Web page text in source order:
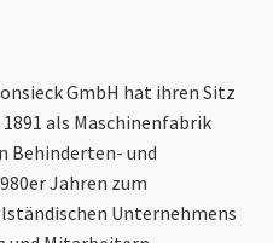
GmbH hat ihren Sitz
als Maschinenfabrik
Behinderten- und
Jahren zum
Unternehmens